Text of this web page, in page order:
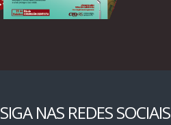
SIGA NAS REDES SOCIAIS